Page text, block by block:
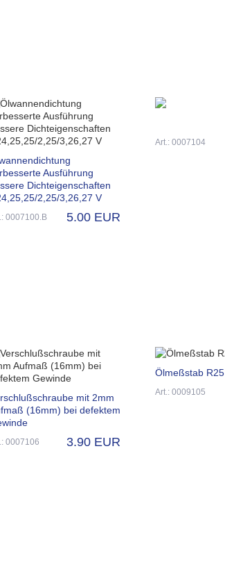
Ausführung
Dichteigenschaften
2,25/3,26,27 V
0007100.B 5.00 EUR
Art.: 0007104
mit 2mm
(16mm) bei defektem
0007106 3.90 EUR
Ölmeßstab R25
Art.: 0009105